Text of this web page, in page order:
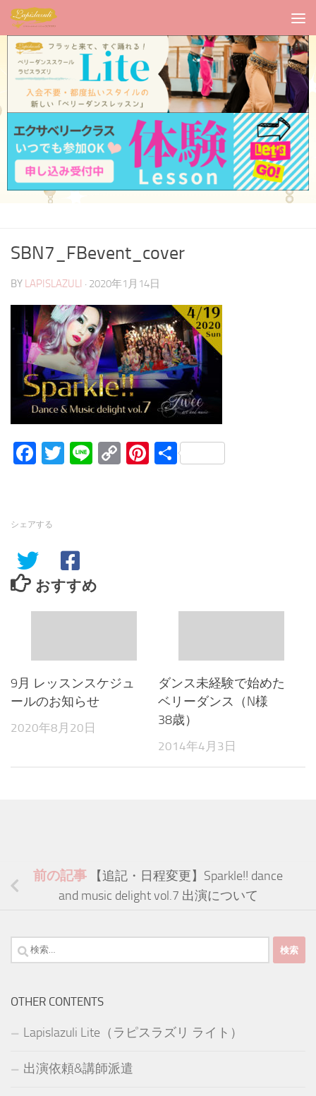
SBN7_FBevent_cover
BY LAPISLAZULI · 2020年1月14日
Facebook
Twitter
LineCopyPinterest
共
シェアする
おすすめ
9月 レッスンスケジュ
ールのお知らせ
2020年8月20日
ダンス未経験で始めた
ベリーダンス（N様
38歳）
2014年4月3日
前の記事
【追記・日程変更】Sparkle!! dance
and music delight vol.7 出演について
検
索:
OTHER CONTENTS
Lapislazuli Lite（ラピスラズリ ライト）
出演依頼&講師派遣